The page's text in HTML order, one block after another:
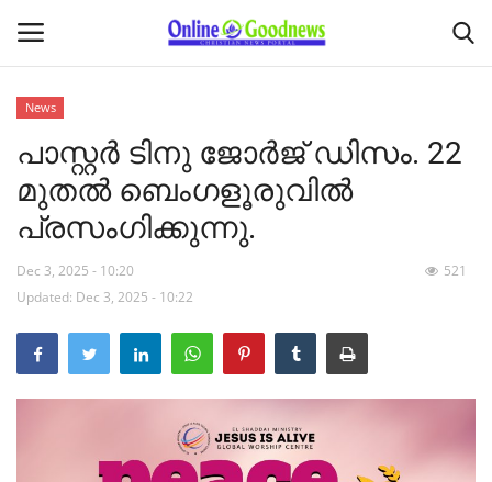
Home
About
News
Featured Article
News
പാസ്റ്റർ ടിനു ജോർജ് ഡിസം. 22
മുതൽ ബെംഗളൂരുവിൽ
പ്രസംഗിക്കുന്നു.
Dec 3, 2025 - 10:20
Updated: Dec 3, 2025 - 10:22
521